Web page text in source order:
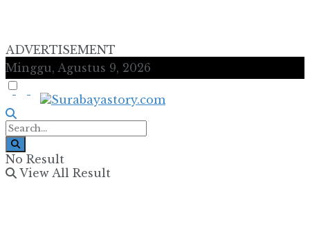
ADVERTISEMENT
Minggu, Agustus 9, 2026
No Result
View All Result